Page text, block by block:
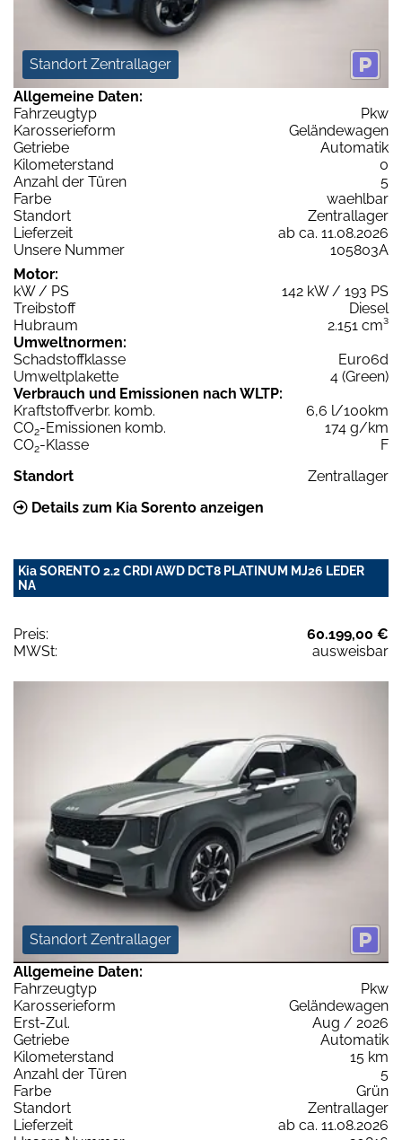
Standort Zentrallager
Allgemeine Daten:
Fahrzeugtyp
Pkw
Karosserieform
Geländewagen
Getriebe
Automatik
Kilometerstand
0
Anzahl der Türen
5
Farbe
waehlbar
Standort
Zentrallager
Lieferzeit
ab ca. 11.08.2026
Unsere Nummer
105803A
Motor:
kW / PS
142 kW / 193 PS
Treibstoff
Diesel
Hubraum
2.151 cm³
Umweltnormen:
Schadstoffklasse
Euro6d
Umweltplakette
4 (Green)
Verbrauch und Emissionen nach WLTP:
Kraftstoffverbr. komb.
6,6 l/100km
CO2-Emissionen komb.
174 g/km
CO2-Klasse
F
Standort
Zentrallager
Details zum Kia Sorento anzeigen
Kia SORENTO 2.2 CRDI AWD DCT8 PLATINUM MJ26 LEDER
NA
Preis:
60.199,00 €
MWSt:
ausweisbar
Standort Zentrallager
Allgemeine Daten:
Fahrzeugtyp
Pkw
Karosserieform
Geländewagen
Erst-Zul.
Aug / 2026
Getriebe
Automatik
Kilometerstand
15 km
Anzahl der Türen
5
Farbe
Grün
Standort
Zentrallager
Lieferzeit
ab ca. 11.08.2026